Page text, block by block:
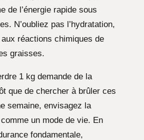
de l’énergie rapide sous
N’oubliez pas l’hydratation,
réactions chimiques de
graisses.
1 kg demande de la
que de chercher à brûler ces
semaine, envisagez la
un mode de vie. En
fondamentale,